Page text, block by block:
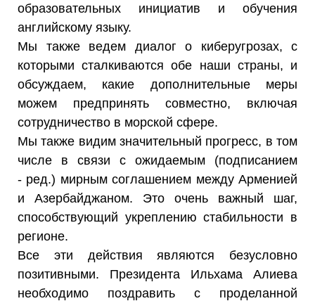
образовательных инициатив и обучения
английскому языку.
Мы также ведем диалог о киберугрозах, с
которыми сталкиваются обе наши страны, и
обсуждаем, какие дополнительные меры
можем предпринять совместно, включая
сотрудничество в морской сфере.
Мы также видим значительный прогресс, в том
числе в связи с ожидаемым (подписанием
- ред.) мирным соглашением между Арменией
и Азербайджаном. Это очень важный шаг,
способствующий укреплению стабильности в
регионе.
Все эти действия являются безусловно
позитивными. Президента Ильхама Алиева
необходимо поздравить с проделанной